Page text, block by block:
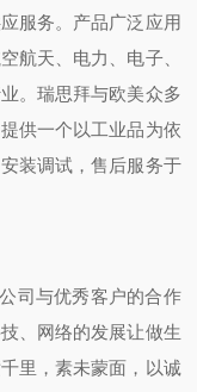
服务。产品广泛应用
航天、电力、电子、
。瑞思拜与欧美众多
供一个以工业品为依
装调试，售后服务于
司与优秀客户的合作
、网络的发展让做生
里，素未蒙面，以诚